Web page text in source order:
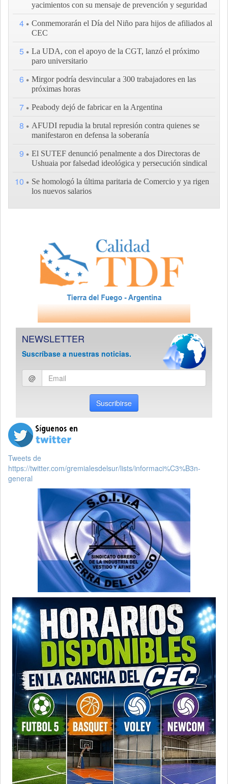
yacimientos con su mensaje de prevención y seguridad
4
Conmemorarán el Día del Niño para hijos de afiliados al
CEC
5
La UDA, con el apoyo de la CGT, lanzó el próximo
paro universitario
6
Mirgor podría desvincular a 300 trabajadores en las
próximas horas
7 Peabody dejó de fabricar en la Argentina
8
AFUDI repudia la brutal represión contra quienes se
manifestaron en defensa la soberanía
9
El SUTEF denunció penalmente a dos Directoras de
Ushuaia por falsedad ideológica y persecución sindical
10
Se homologó la última paritaria de Comercio y ya rigen
los nuevos salarios
NEWSLETTER
Suscríbase a nuestras noticias.
Ingresar
email
@
Suscribirse
Tweets de
https://twitter.com/gremialesdelsur/lists/informaci%C3%B3n-
general